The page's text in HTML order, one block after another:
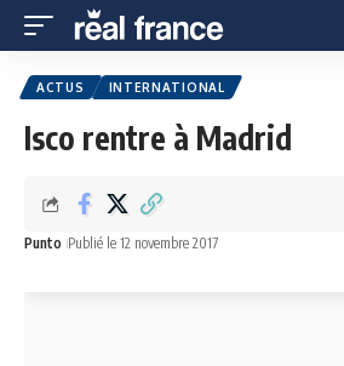
ACTUS INTERNATIONAL
Isco rentre à Madrid
Punto Publié le 12 novembre 2017